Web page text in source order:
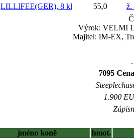
LILLIFEE(GER), 8 kl 55,0
ž.
Výrok: VELMI
Majitel: IM-EX,
7095
1.900
jméno koně
hmot.